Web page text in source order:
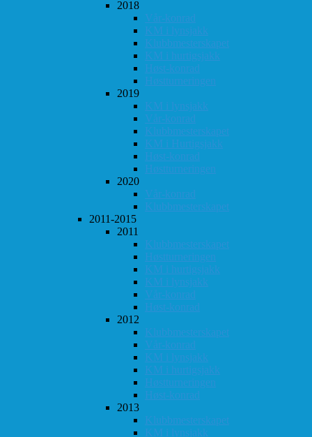
2018
Vår-konrad
KM i lynsjakk
Klubbmesterskapet
KM i hurtigsjakk
Høst-konrad
Høstturneringen
2019
KM i lynsjakk
Vår-konrad
Klubbmesterskapet
KM i Hurtigsjakk
Høst-konrad
Høstturneringen
2020
Vår-konrad
Klubbmesterskapet
2011-2015
2011
Klubbmesterskapet
Høstturneringen
KM i hurtigsjakk
KM i lynsjakk
Vår-konrad
Høst-konrad
2012
Klubbmesterskapet
Vår-konrad
KM i lynsjakk
KM i hurtigsjakk
Høstturneringen
Høst-konrad
2013
Klubbmesterskapet
KM i lynsjakk